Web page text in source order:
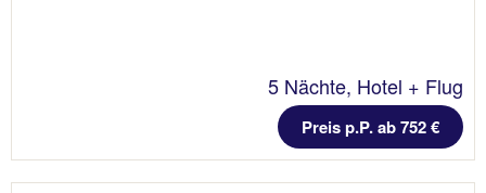
5 Nächte, Hotel + Flug
Preis p.P. ab 752 €